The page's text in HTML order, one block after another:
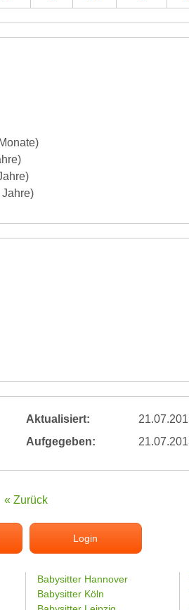
Aktualisiert:
Aufgegeben:
« Zurück
Login
Babysitter Hannover
Babysitter Köln